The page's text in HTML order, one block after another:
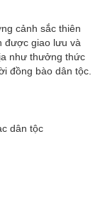
cảnh sắc thiên
được giao lưu và
như thưởng thức
đồng bào dân tộc.
dân tộc